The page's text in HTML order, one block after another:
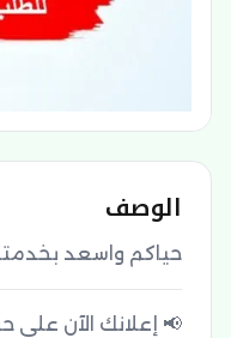
الوصف
حياكم واسعد
📢 إعلانك الآن على